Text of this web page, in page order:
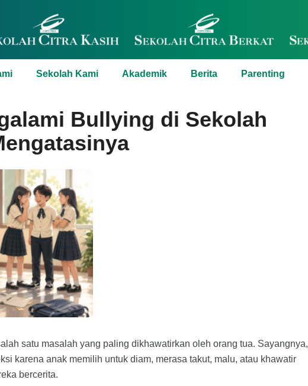
Sekolah Kami Akademik Berita Parenting
Bullying di Sekolah
satu masalah yang paling dikhawatirkan oleh orang tua. Sayangnya,
karena anak memilih untuk diam, merasa takut, malu, atau khawatir
bercerita.